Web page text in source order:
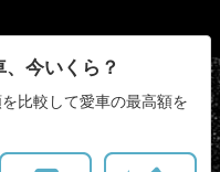
今いくら？
比較して愛車の最高額を